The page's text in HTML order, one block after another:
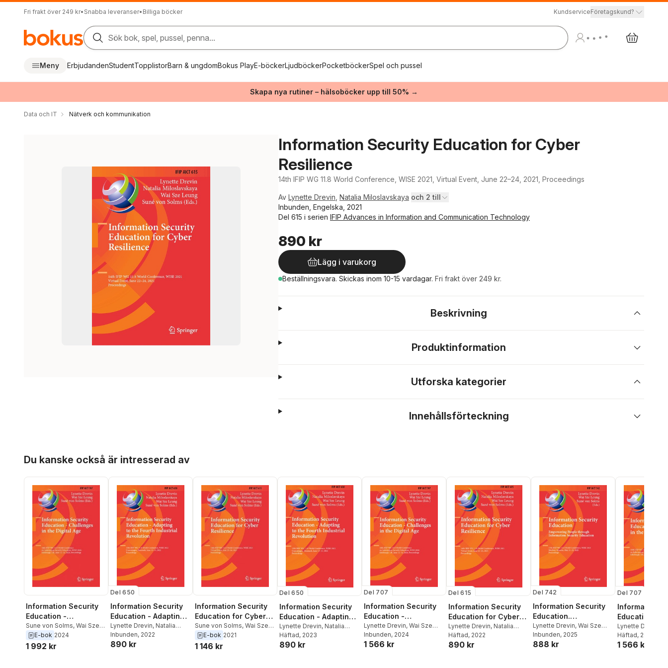
Fri frakt över 249 kr• Snabba leveranser• Billiga böcker KundserviceFöretagskund?
Sök bok, spel, pussel, penna...
Meny ErbjudandenStudentTopplistorBarn & ungdomBokus PlayE-böckerLjudböckerPocketböckerSpel och pussel
Skapa nya rutiner – hälsoböcker upp till 50% →
Data och IT Nätverk och kommunikation
Information Security Education for Cyber
Resilience
14th IFIP WG 11.8 World Conference, WISE 2021, Virtual Event, June 22–24, 2021, Proceedings
Av Lynette Drevin Natalia Miloslavskaya och 2 till
Inbunden, Engelska, 2021
Del 615 i serien IFIP Advances in Information and Communication Technology
890 kr
Lägg i varukorg
Beställningsvara. Skickas inom 10-15 vardagar. Fri frakt över 249 kr.
Beskrivning
Produktinformation
Utforska kategorier
Innehållsförteckning
Du kanske också är intresserad av
Information Security
Education -
Challenges in the
Digital Age
Sune von Solms, Wai Sze
Leung,Lynette Drevin
E-bok 2024
1 992 kr
Del 650
Information Security
Education - Adapting
to the Fourth Industrial
Revolution
Lynette Drevin, Natalia
Miloslavskaya,
Leung ,Suné von Solms
Inbunden, 2022
890 kr
Information Security
Education for Cyber
Resilience
Sune von Solms, Wai Sze
Leung,Natalia
Miloslavskaya
E-bok 2021
1 146 kr
Del 650
Information Security
Education - Adapting
to the Fourth Industrial
Revolution
Lynette Drevin, Natalia
Miloslavskaya
Leung ,Suné von Solms
Häftad, 2023
890 kr
Del 707
Information Security
Education -
Challenges in the
Digital Age
Lynette Drevin, Wai Sze
Leung,Suné von Solms
Inbunden, 2024
1 566 kr
Del 615
Information Security
Education for Cyber
Resilience
Lynette Drevin, Natalia
Miloslavskaya
Leung ,Suné von Solms
Häftad, 2022
890 kr
Del 742
Information Security
Education.
Empowering People
Through Information
Security Education
Lynette Drevin, Wai Sze
Leung,Suné von Solms
Inbunden, 2025
888 kr
Del 707
Information
Education -
Challenges in
Digital Age
Lynette Drevin
Leung, Suné
Häftad, 2024
1 566 kr